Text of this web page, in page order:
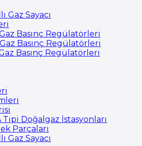
Gaz Sayacı
Basınç Regülatörleri
Basınç Regülatörleri
Basınç Regülatörleri
Tipi Doğalgaz İstasyonları
Parçaları
Gaz Sayacı